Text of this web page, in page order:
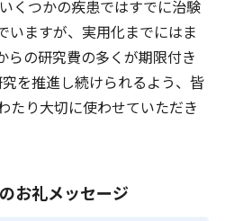
くつかの疾患ではすでに治験
いますが、実用化までにはま
らの研究費の多くが期限付き
を推進し続けられるよう、皆
たり大切に使わせていただき
お礼メッセージ